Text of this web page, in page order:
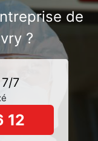
de
?
7
12